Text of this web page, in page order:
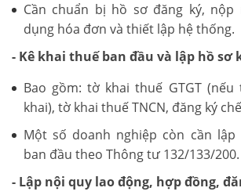
Cần chuẩn bị hồ sơ đăng ký,
dụng hóa đơn và thiết lập hệ thống.
- Kê khai thuế ban đầu và lập hồ sơ
Bao gồm: tờ khai thuế GTGT
khai), tờ khai thuế TNCN, đăng ký
Một số doanh nghiệp còn cần lập
ban đầu theo Thông tư 132/133/200.
- Lập nội quy lao động, hợp đồng,